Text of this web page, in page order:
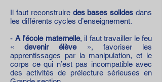
Il faut reconstruire des bases solides dans
les différents cycles d’enseignement.
- A l’école maternelle, il faut travailler le feu
«devenir élève», favoriser les
apprentissages par la manipulation, et le
corps ce qui n’est pas incompatible avec
des activités de prélecture sérieuses en